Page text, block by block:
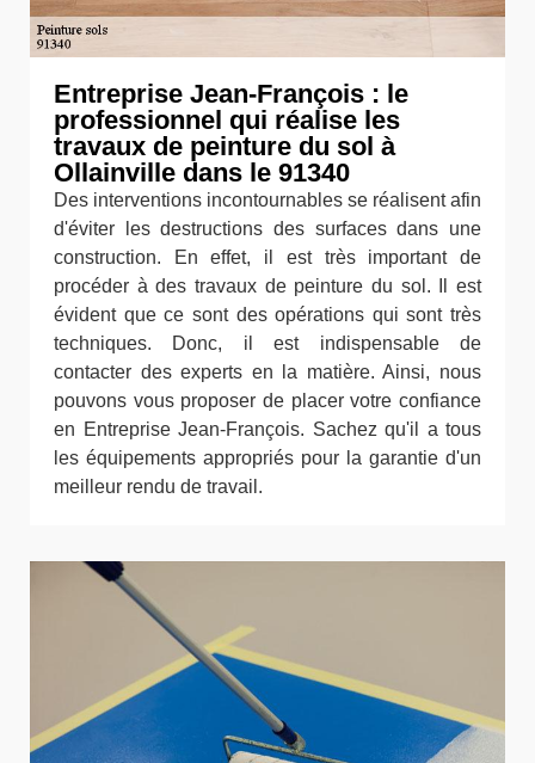
Entreprise Jean-François : le
professionnel qui réalise les
travaux de peinture du sol à
Ollainville dans le 91340
Des interventions incontournables se réalisent afin
d'éviter les destructions des surfaces dans une
construction. En effet, il est très important de
procéder à des travaux de peinture du sol. Il est
évident que ce sont des opérations qui sont très
techniques. Donc, il est indispensable de
contacter des experts en la matière. Ainsi, nous
pouvons vous proposer de placer votre confiance
en Entreprise Jean-François. Sachez qu'il a tous
les équipements appropriés pour la garantie d'un
meilleur rendu de travail.